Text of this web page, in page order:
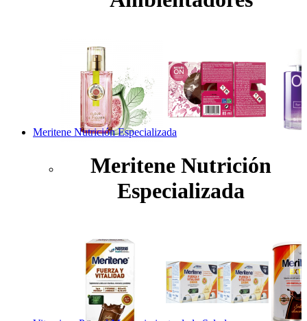
Meritene Nutrición Especializada
Meritene Nutrición
Especializada